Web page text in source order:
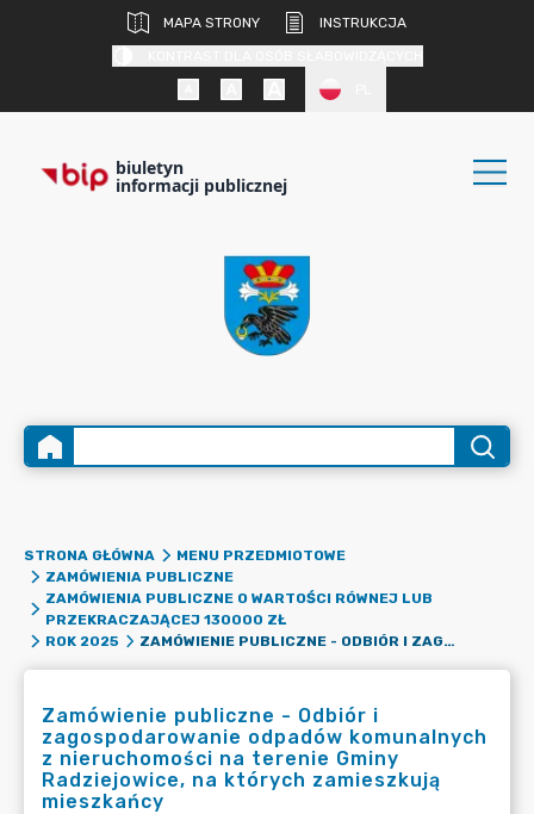
MAPA STRONY
INSTRUKCJA
biuletyn
informacji publicznej
STRONA GŁÓWNA
MENU PRZEDMIOTOWE
ZAMÓWIENIA PUBLICZNE
ZAMÓWIENIA PUBLICZNE O WARTOŚCI RÓWNEJ LUB
PRZEKRACZAJĄCEJ 130000 ZŁ
ROK 2025
ZAMÓWIENIE PUBLICZNE - ODBIÓR I ZAGOSPODAROWANIE ODPADÓW KOMUNALNYCH Z NIERUCHOMOŚCI NA TERENIE GMINY RADZIEJOWICE, NA KTÓRYCH ZAMIESZKUJĄ MIESZKAŃCY
Zamówienie publiczne - Odbiór i
zagospodarowanie odpadów komunalnych
z nieruchomości na terenie Gminy
Radziejowice, na których zamieszkują
mieszkańcy